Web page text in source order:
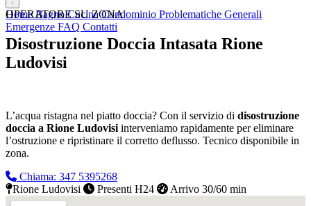
HomeBagnoCucinaCondominio Problematiche Generali
Emergenze FAQ Contatti
OPERATORE SU ZONA
Disostruzione Doccia Intasata Rione
Ludovisi
L’acqua ristagna nel piatto doccia? Con il servizio di disostruzione
doccia a Rione Ludovisi interveniamo rapidamente per eliminare
l’ostruzione e ripristinare il corretto deflusso. Tecnico disponibile in
zona.
Chiama: 347 5395268
Rione Ludovisi
Presenti H24 Arrivo 30/60 min